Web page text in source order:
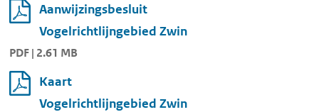
Aanwijzingsbesluit
Vogelrichtlijngebied Zwin
PDF | 2.61 MB
Kaart
Vogelrichtlijngebied Zwin